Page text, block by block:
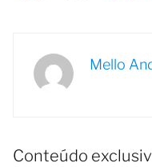
Mello
Conteúdo